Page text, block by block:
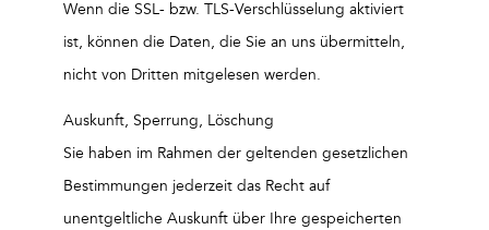
Wenn die SSL- bzw. TLS-Verschlüsselung aktiviert
ist, können die Daten, die Sie an uns übermitteln,
nicht von Dritten mitgelesen werden.
Auskunft, Sperrung, Löschung
Sie haben im Rahmen der geltenden gesetzlichen
Bestimmungen jederzeit das Recht auf
unentgeltliche Auskunft über Ihre gespeicherten